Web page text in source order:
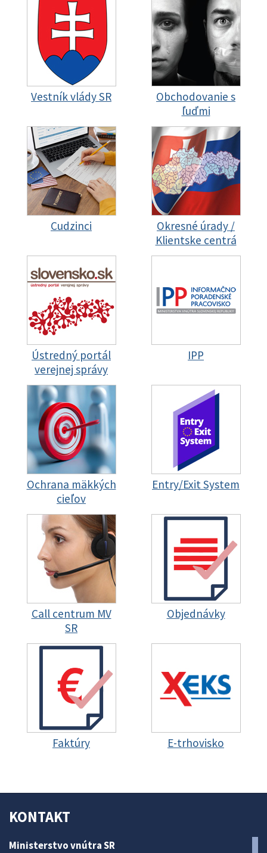
Vestník vlády SR
Obchodovanie s
ľuďmi
Cudzinci
Okresné úrady /
Klientske centrá
Ústredný portál
verejnej správy
IPP
Ochrana mäkkých
cieľov
Entry/Exit System
Call centrum MV
SR
Objednávky
Faktúry E-trhovisko
KONTAKT
Ministerstvo vnútra SR